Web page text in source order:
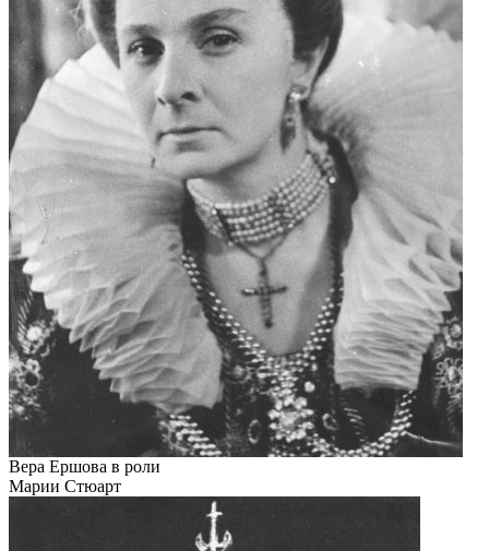
Вера Ершова в роли
Марии Стюарт